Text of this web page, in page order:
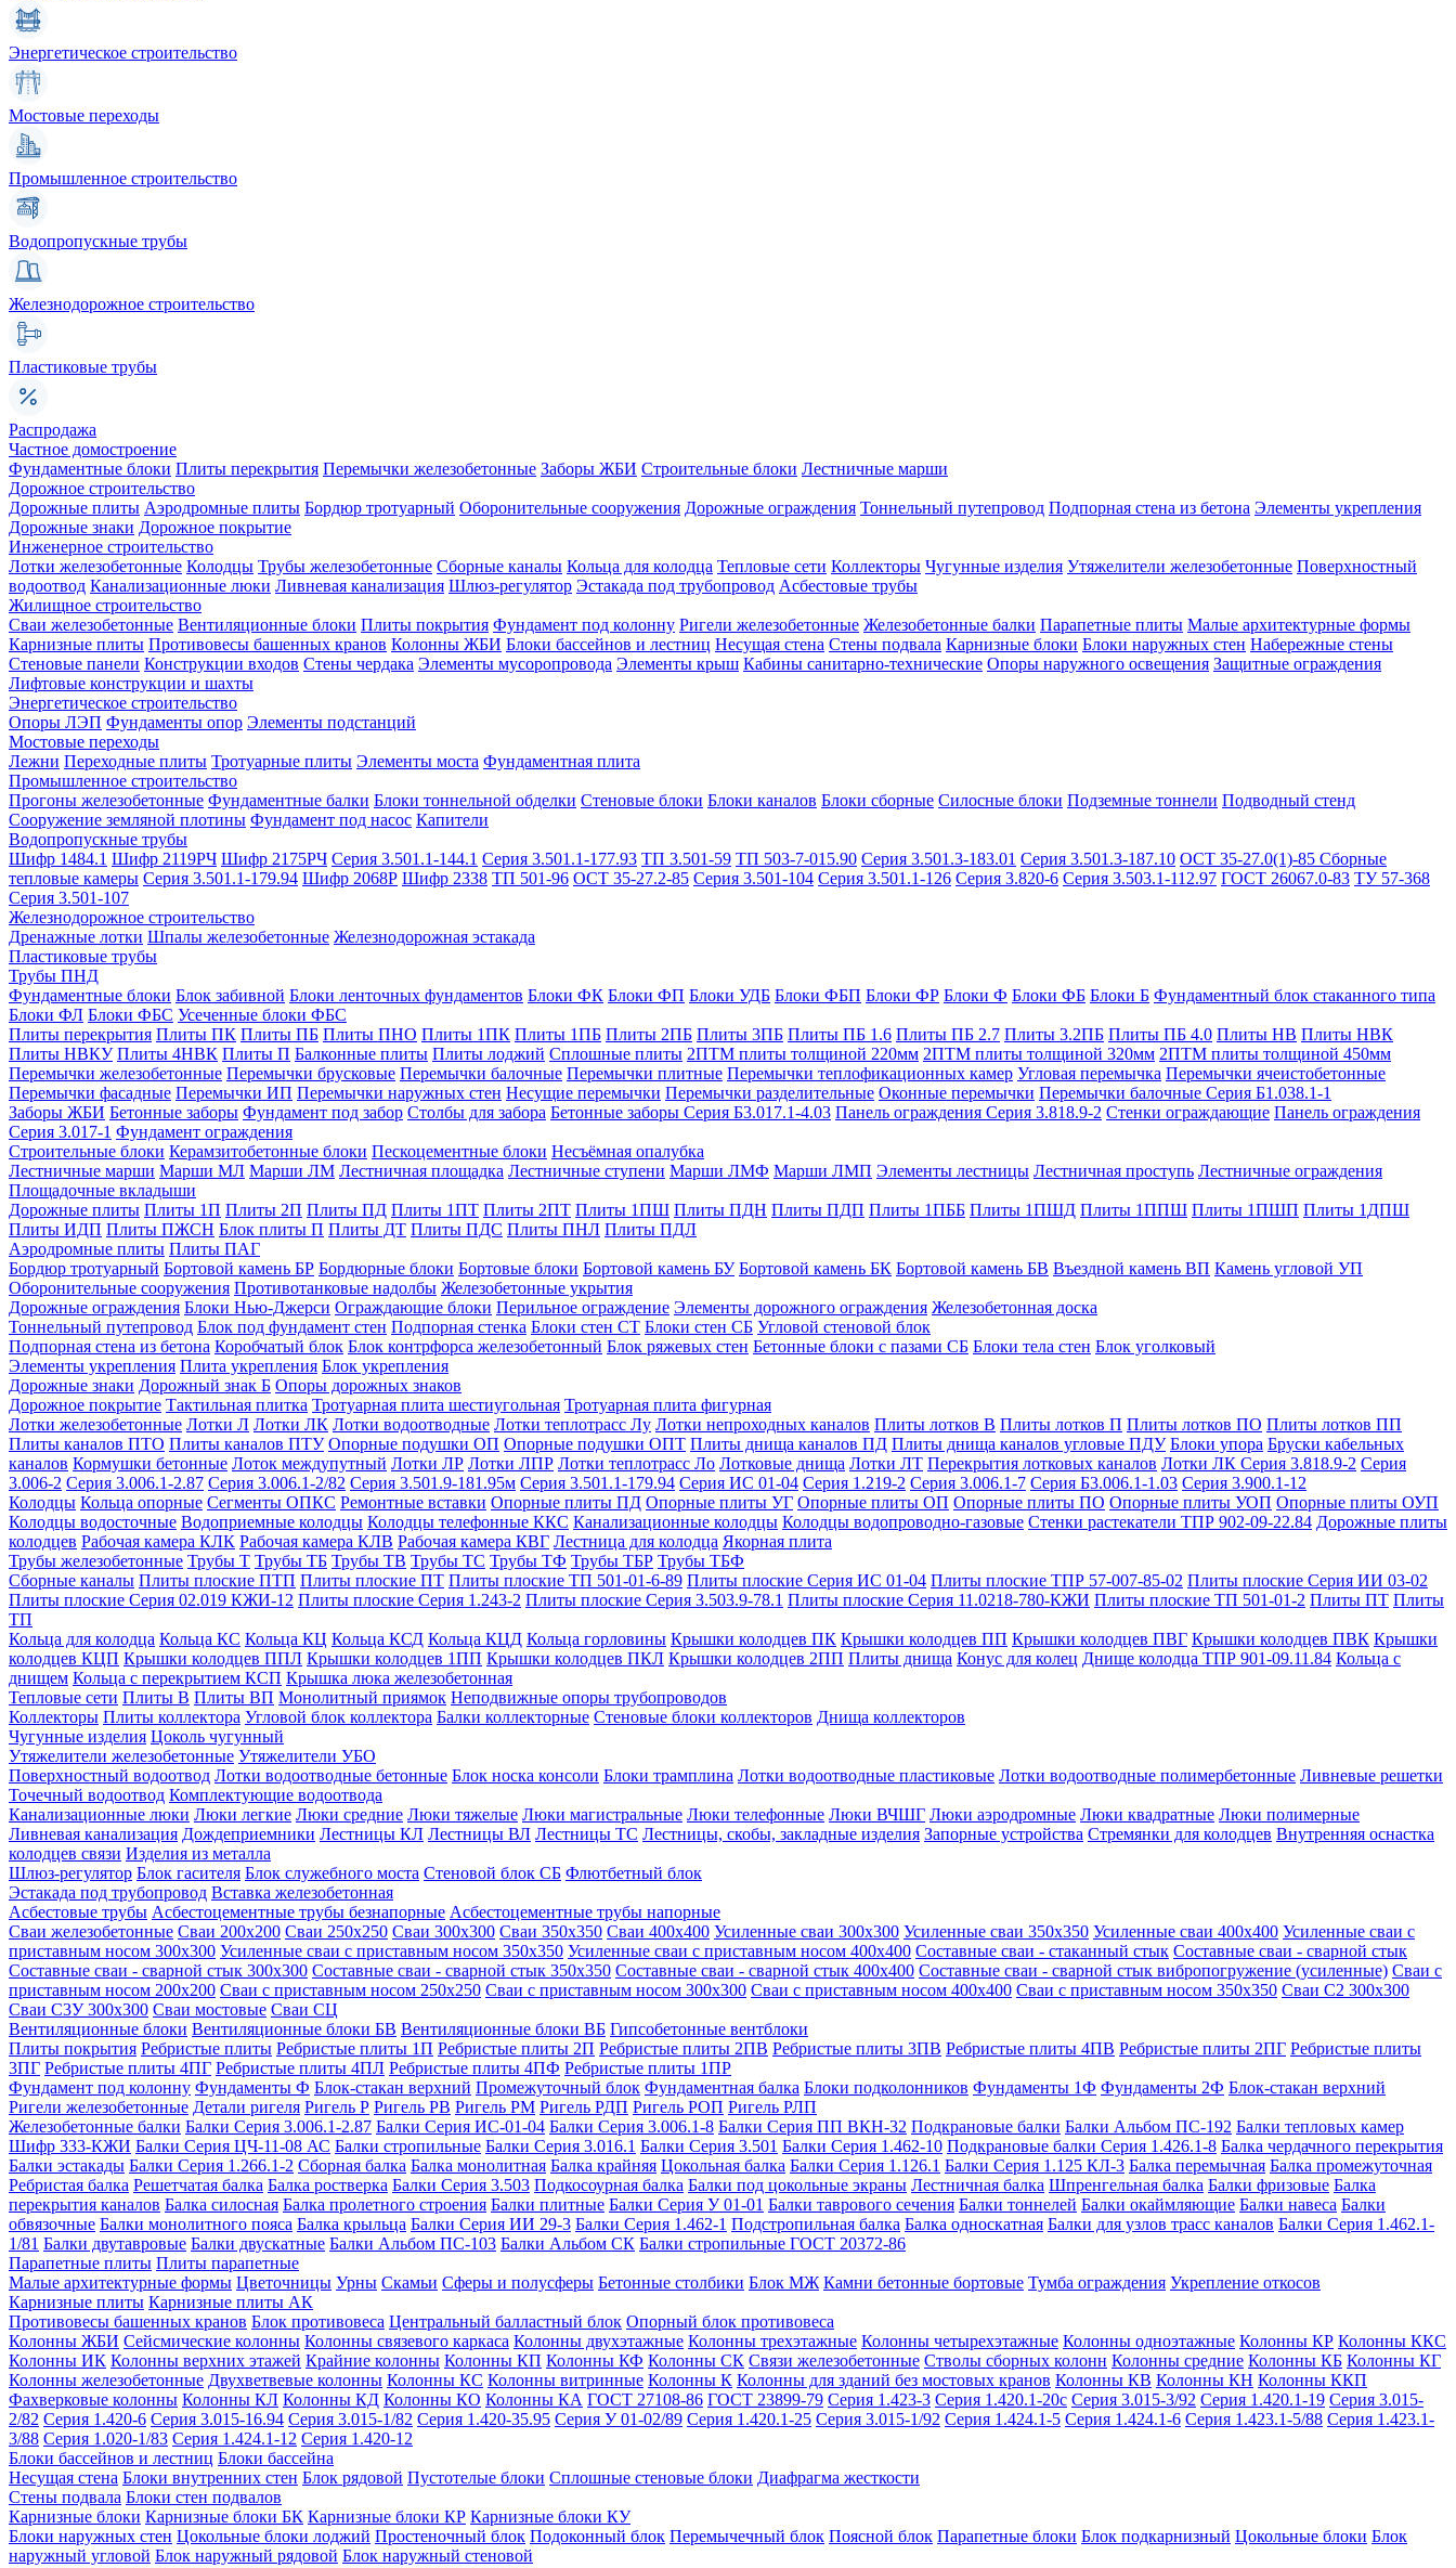
Энергетическое строительство
Мостовые переходы
Промышленное строительство
Водопропускные трубы
Железнодорожное строительство
Пластиковые трубы
Распродажа
Частное домостроение
Фундаментные блоки Плиты перекрытия Перемычки железобетонные Заборы ЖБИ Строительные блоки Лестничные марши
Дорожное строительство
Дорожные плиты Аэродромные плиты Бордюр тротуарный Оборонительные сооружения Дорожные ограждения Тоннельный путепровод Подпорная стена из бетона Элементы укрепления
Дорожные знаки Дорожное покрытие
Инженерное строительство
Лотки железобетонные Колодцы Трубы железобетонные Сборные каналы Кольца для колодца Тепловые сети Коллекторы Чугунные изделия Утяжелители железобетонные Поверхностный
водоотвод Канализационные люки Ливневая канализация Шлюз-регулятор Эстакада под трубопровод Асбестовые трубы
Жилищное строительство
Сваи железобетонные Вентиляционные блоки Плиты покрытия Фундамент под колонну Ригели железобетонные Железобетонные балки Парапетные плиты Малые архитектурные формы
Карнизные плиты Противовесы башенных кранов Колонны ЖБИ Блоки бассейнов и лестниц Несущая стена Стены подвала Карнизные блоки Блоки наружных стен Набережные стены
Стеновые панели Конструкции входов Стены чердака Элементы мусоропровода Элементы крыш Кабины санитарно-технические Опоры наружного освещения Защитные ограждения
Лифтовые конструкции и шахты
Энергетическое строительство
Опоры ЛЭП Фундаменты опор Элементы подстанций
Мостовые переходы
Лежни Переходные плиты Тротуарные плиты Элементы моста Фундаментная плита
Промышленное строительство
Прогоны железобетонные Фундаментные балки Блоки тоннельной обделки Стеновые блоки Блоки каналов Блоки сборные Силосные блоки Подземные тоннели Подводный стенд
Сооружение земляной плотины Фундамент под насос Капители
Водопропускные трубы
Шифр 1484.1 Шифр 2119РЧ Шифр 2175РЧ Серия 3.501.1-144.1 Серия 3.501.1-177.93 ТП 3.501-59 ТП 503-7-015.90 Серия 3.501.3-183.01 Серия 3.501.3-187.10 ОСТ 35-27.0(1)-85 Сборные
тепловые камеры Серия 3.501.1-179.94 Шифр 2068Р Шифр 2338 ТП 501-96 ОСТ 35-27.2-85 Серия 3.501-104 Серия 3.501.1-126 Серия 3.820-6 Серия 3.503.1-112.97 ГОСТ 26067.0-83 ТУ 57-368
Серия 3.501-107
Железнодорожное строительство
Дренажные лотки Шпалы железобетонные Железнодорожная эстакада
Пластиковые трубы
Трубы ПНД
Фундаментные блоки Блок забивной Блоки ленточных фундаментов Блоки ФК Блоки ФП Блоки УДБ Блоки ФБП Блоки ФР Блоки Ф Блоки ФБ Блоки Б Фундаментный блок стаканного типа
Блоки ФЛ Блоки ФБС Усеченные блоки ФБС
Плиты перекрытия Плиты ПК Плиты ПБ Плиты ПНО Плиты 1ПК Плиты 1ПБ Плиты 2ПБ Плиты 3ПБ Плиты ПБ 1.6 Плиты ПБ 2.7 Плиты 3.2ПБ Плиты ПБ 4.0 Плиты НВ Плиты НВК
Плиты НВКУ Плиты 4НВК Плиты П Балконные плиты Плиты лоджий Сплошные плиты 2ПТМ плиты толщиной 220мм 2ПТМ плиты толщиной 320мм 2ПТМ плиты толщиной 450мм
Перемычки железобетонные Перемычки брусковые Перемычки балочные Перемычки плитные Перемычки теплофикационных камер Угловая перемычка Перемычки ячеистобетонные
Перемычки фасадные Перемычки ИП Перемычки наружных стен Несущие перемычки Перемычки разделительные Оконные перемычки Перемычки балочные Серия Б1.038.1-1
Заборы ЖБИ Бетонные заборы Фундамент под забор Столбы для забора Бетонные заборы Серия Б3.017.1-4.03 Панель ограждения Серия 3.818.9-2 Стенки ограждающие Панель ограждения
Серия 3.017-1 Фундамент ограждения
Строительные блоки Керамзитобетонные блоки Пескоцементные блоки Несъёмная опалубка
Лестничные марши Марши МЛ Марши ЛМ Лестничная площадка Лестничные ступени Марши ЛМФ Марши ЛМП Элементы лестницы Лестничная проступь Лестничные ограждения
Площадочные вкладыши
Дорожные плиты Плиты 1П Плиты 2П Плиты ПД Плиты 1ПТ Плиты 2ПТ Плиты 1ПШ Плиты ПДН Плиты ПДП Плиты 1ПББ Плиты 1ПШД Плиты 1ППШ Плиты 1ПШП Плиты 1ДПШ
Плиты ИДП Плиты ПЖСН Блок плиты П Плиты ДТ Плиты ПДС Плиты ПНЛ Плиты ПДЛ
Аэродромные плиты Плиты ПАГ
Бордюр тротуарный Бортовой камень БР Бордюрные блоки Бортовые блоки Бортовой камень БУ Бортовой камень БК Бортовой камень БВ Въездной камень ВП Камень угловой УП
Оборонительные сооружения Противотанковые надолбы Железобетонные укрытия
Дорожные ограждения Блоки Нью-Джерси Ограждающие блоки Перильное ограждение Элементы дорожного ограждения Железобетонная доска
Тоннельный путепровод Блок под фундамент стен Подпорная стенка Блоки стен СТ Блоки стен СБ Угловой стеновой блок
Подпорная стена из бетона Коробчатый блок Блок контрфорса железобетонный Блок ряжевых стен Бетонные блоки с пазами СБ Блоки тела стен Блок уголковый
Элементы укрепления Плита укрепления Блок укрепления
Дорожные знаки Дорожный знак Б Опоры дорожных знаков
Дорожное покрытие Тактильная плитка Тротуарная плита шестиугольная Тротуарная плита фигурная
Лотки железобетонные Лотки Л Лотки ЛК Лотки водоотводные Лотки теплотрасс Лу Лотки непроходных каналов Плиты лотков В Плиты лотков П Плиты лотков ПО Плиты лотков ПП
Плиты каналов ПТО Плиты каналов ПТУ Опорные подушки ОП Опорные подушки ОПТ Плиты днища каналов ПД Плиты днища каналов угловые ПДУ Блоки упора Бруски кабельных
каналов Кормушки бетонные Лоток междупутный Лотки ЛР Лотки ЛПР Лотки теплотрасс Ло Лотковые днища Лотки ЛТ Перекрытия лотковых каналов Лотки ЛК Серия 3.818.9-2 Серия
3.006-2 Серия 3.006.1-2.87 Серия 3.006.1-2/82 Серия 3.501.9-181.95м Серия 3.501.1-179.94 Серия ИС 01-04 Серия 1.219-2 Серия 3.006.1-7 Серия Б3.006.1-1.03 Серия 3.900.1-12
Колодцы Кольца опорные Сегменты ОПКС Ремонтные вставки Опорные плиты ПД Опорные плиты УГ Опорные плиты ОП Опорные плиты ПО Опорные плиты УОП Опорные плиты ОУП
Колодцы водосточные Водоприемные колодцы Колодцы телефонные ККС Канализационные колодцы Колодцы водопроводно-газовые Стенки растекатели ТПР 902-09-22.84 Дорожные плиты
колодцев Рабочая камера КЛК Рабочая камера КЛВ Рабочая камера КВГ Лестница для колодца Якорная плита
Трубы железобетонные Трубы Т Трубы ТБ Трубы ТВ Трубы ТС Трубы ТФ Трубы ТБР Трубы ТБФ
Сборные каналы Плиты плоские ПТП Плиты плоские ПТ Плиты плоские ТП 501-01-6-89 Плиты плоские Серия ИС 01-04 Плиты плоские ТПР 57-007-85-02 Плиты плоские Серия ИИ 03-02
Плиты плоские Серия 02.019 КЖИ-12 Плиты плоские Серия 1.243-2 Плиты плоские Серия 3.503.9-78.1 Плиты плоские Серия 11.0218-780-КЖИ Плиты плоские ТП 501-01-2 Плиты ПТ Плиты
ТП
Кольца для колодца Кольца КС Кольца КЦ Кольца КСД Кольца КЦД Кольца горловины Крышки колодцев ПК Крышки колодцев ПП Крышки колодцев ПВГ Крышки колодцев ПВК Крышки
колодцев КЦП Крышки колодцев ППЛ Крышки колодцев 1ПП Крышки колодцев ПКЛ Крышки колодцев 2ПП Плиты днища Конус для колец Днище колодца ТПР 901-09.11.84 Кольца с
днищем Кольца с перекрытием КСП Крышка люка железобетонная
Тепловые сети Плиты В Плиты ВП Монолитный приямок Неподвижные опоры трубопроводов
Коллекторы Плиты коллектора Угловой блок коллектора Балки коллекторные Стеновые блоки коллекторов Днища коллекторов
Чугунные изделия Цоколь чугунный
Утяжелители железобетонные Утяжелители УБО
Поверхностный водоотвод Лотки водоотводные бетонные Блок носка консоли Блоки трамплина Лотки водоотводные пластиковые Лотки водоотводные полимербетонные Ливневые решетки
Точечный водоотвод Комплектующие водоотвода
Канализационные люки Люки легкие Люки средние Люки тяжелые Люки магистральные Люки телефонные Люки ВЧШГ Люки аэродромные Люки квадратные Люки полимерные
Ливневая канализация Дождеприемники Лестницы КЛ Лестницы ВЛ Лестницы ТС Лестницы, скобы, закладные изделия Запорные устройства Стремянки для колодцев Внутренняя оснастка
колодцев связи Изделия из металла
Шлюз-регулятор Блок гасителя Блок служебного моста Стеновой блок СБ Флютбетный блок
Эстакада под трубопровод Вставка железобетонная
Асбестовые трубы Асбестоцементные трубы безнапорные Асбестоцементные трубы напорные
Сваи железобетонные Сваи 200х200 Сваи 250х250 Сваи 300х300 Сваи 350х350 Сваи 400х400 Усиленные сваи 300х300 Усиленные сваи 350х350 Усиленные сваи 400х400 Усиленные сваи с
приставным носом 300х300 Усиленные сваи с приставным носом 350х350 Усиленные сваи с приставным носом 400х400 Составные сваи - стаканный стык Составные сваи - сварной стык
Составные сваи - сварной стык 300х300 Составные сваи - сварной стык 350х350 Составные сваи - сварной стык 400х400 Составные сваи - сварной стык вибропогружение (усиленные) Сваи с
приставным носом 200х200 Сваи с приставным носом 250х250 Сваи с приставным носом 300х300 Сваи с приставным носом 400х400 Сваи с приставным носом 350х350 Сваи С2 300х300
Сваи С3У 300х300 Сваи мостовые Сваи СЦ
Вентиляционные блоки Вентиляционные блоки БВ Вентиляционные блоки ВБ Гипсобетонные вентблоки
Плиты покрытия Ребристые плиты Ребристые плиты 1П Ребристые плиты 2П Ребристые плиты 2ПВ Ребристые плиты 3ПВ Ребристые плиты 4ПВ Ребристые плиты 2ПГ Ребристые плиты
3ПГ Ребристые плиты 4ПГ Ребристые плиты 4ПЛ Ребристые плиты 4ПФ Ребристые плиты 1ПР
Фундамент под колонну Фундаменты Ф Блок-стакан верхний Промежуточный блок Фундаментная балка Блоки подколонников Фундаменты 1Ф Фундаменты 2Ф Блок-стакан верхний
Ригели железобетонные Детали ригеля Ригель Р Ригель РВ Ригель РМ Ригель РДП Ригель РОП Ригель РЛП
Железобетонные балки Балки Серия 3.006.1-2.87 Балки Серия ИС-01-04 Балки Серия 3.006.1-8 Балки Серия ПП ВКН-32 Подкрановые балки Балки Альбом ПС-192 Балки тепловых камер
Шифр 333-КЖИ Балки Серия ЦЧ-11-08 АС Балки стропильные Балки Серия 3.016.1 Балки Серия 3.501 Балки Серия 1.462-10 Подкрановые балки Серия 1.426.1-8 Балка чердачного перекрытия
Балки эстакады Балки Серия 1.266.1-2 Сборная балка Балка монолитная Балка крайняя Цокольная балка Балки Серия 1.126.1 Балки Серия 1.125 КЛ-3 Балка перемычная Балка промежуточная
Ребристая балка Решетчатая балка Балка ростверка Балки Серия 3.503 Подкосоурная балка Балки под цокольные экраны Лестничная балка Шпренгельная балка Балки фризовые Балка
перекрытия каналов Балка силосная Балка пролетного строения Балки плитные Балки Серия У 01-01 Балки таврового сечения Балки тоннелей Балки окаймляющие Балки навеса Балки
обвязочные Балки монолитного пояса Балка крыльца Балки Серия ИИ 29-3 Балки Серия 1.462-1 Подстропильная балка Балка односкатная Балки для узлов трасс каналов Балки Серия 1.462.1-
1/81 Балки двутавровые Балки двускатные Балки Альбом ПС-103 Балки Альбом СК Балки стропильные ГОСТ 20372-86
Парапетные плиты Плиты парапетные
Малые архитектурные формы Цветочницы Урны Скамьи Сферы и полусферы Бетонные столбики Блок МЖ Камни бетонные бортовые Тумба ограждения Укрепление откосов
Карнизные плиты Карнизные плиты АК
Противовесы башенных кранов Блок противовеса Центральный балластный блок Опорный блок противовеса
Колонны ЖБИ Сейсмические колонны Колонны связевого каркаса Колонны двухэтажные Колонны трехэтажные Колонны четырехэтажные Колонны одноэтажные Колонны КР Колонны ККС
Колонны ИК Колонны верхних этажей Крайние колонны Колонны КП Колонны КФ Колонны СК Связи железобетонные Стволы сборных колонн Колонны средние Колонны КБ Колонны КГ
Колонны железобетонные Двухветвевые колонны Колонны КС Колонны витринные Колонны К Колонны для зданий без мостовых кранов Колонны КВ Колонны КН Колонны ККП
Фахверковые колонны Колонны КЛ Колонны КД Колонны КО Колонны КА ГОСТ 27108-86 ГОСТ 23899-79 Серия 1.423-3 Серия 1.420.1-20с Серия 3.015-3/92 Серия 1.420.1-19 Серия 3.015-
2/82 Серия 1.420-6 Серия 3.015-16.94 Серия 3.015-1/82 Серия 1.420-35.95 Серия У 01-02/89 Серия 1.420.1-25 Серия 3.015-1/92 Серия 1.424.1-5 Серия 1.424.1-6 Серия 1.423.1-5/88 Серия 1.423.1-
3/88 Серия 1.020-1/83 Серия 1.424.1-12 Серия 1.420-12
Блоки бассейнов и лестниц Блоки бассейна
Несущая стена Блоки внутренних стен Блок рядовой Пустотелые блоки Сплошные стеновые блоки Диафрагма жесткости
Стены подвала Блоки стен подвалов
Карнизные блоки Карнизные блоки БК Карнизные блоки КР Карнизные блоки КУ
Блоки наружных стен Цокольные блоки лоджий Простеночный блок Подоконный блок Перемычечный блок Поясной блок Парапетные блоки Блок подкарнизный Цокольные блоки Блок
наружный угловой Блок наружный рядовой Блок наружный стеновой